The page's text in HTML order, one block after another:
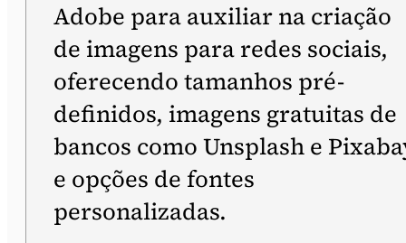
Adobe para auxiliar na criação
de imagens para redes sociais,
oferecendo tamanhos pré-
definidos, imagens gratuitas de
bancos como Unsplash e
e opções de fontes
personalizadas.